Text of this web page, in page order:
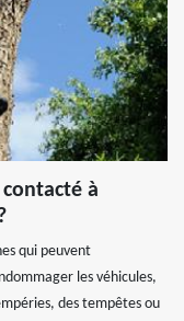
à
qui peuvent
les véhicules,
des tempêtes ou